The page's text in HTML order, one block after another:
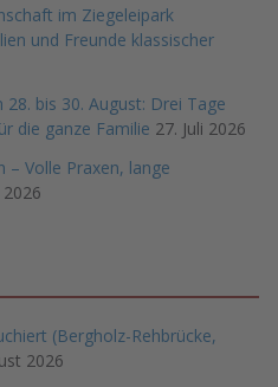
im Ziegeleipark
und Freunde klassischer
bis 30. August: Drei Tage
die ganze Familie 27. Juli 2026
Volle Praxen, lange
2026
(Bergholz-Rehbrücke,
2026